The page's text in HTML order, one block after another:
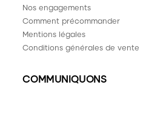
Nos engagements
Comment précommander
Mentions légales
Conditions générales de vente
COMMUNIQUONS